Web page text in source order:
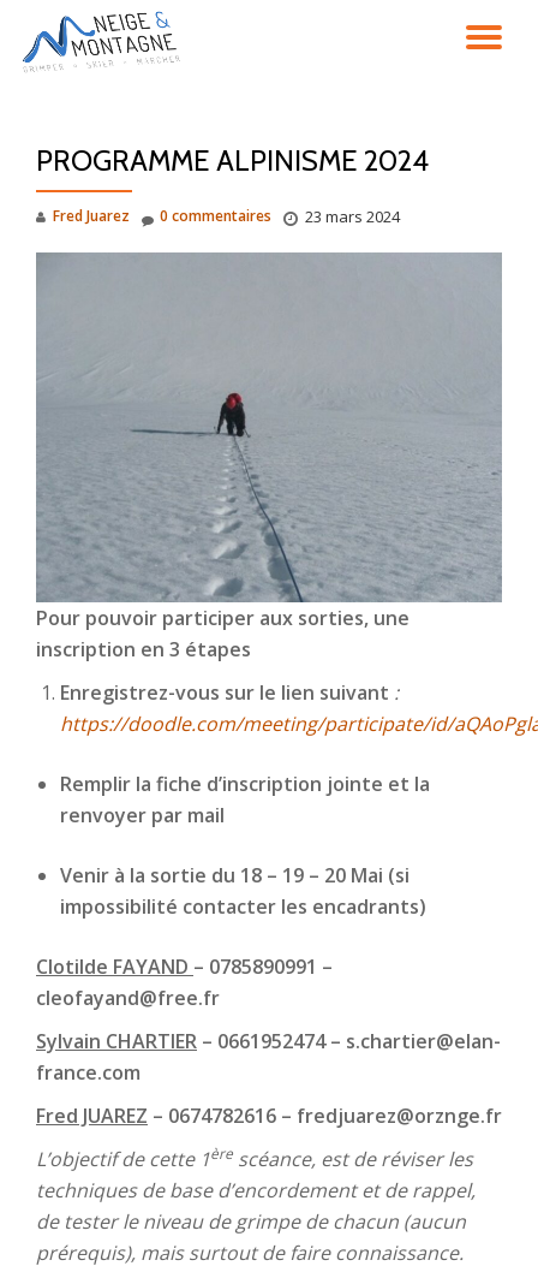
Aller
PROGRAMME ALPINISME 2024
Fred Juarez 23 mars 2024
0 commentaires
Pour pouvoir participer aux sorties, une
inscription en 3 étapes
Enregistrez-vous sur le lien suivant :
https://doodle.com/meeting/participate/id/
Remplir la fiche d’inscription jointe et la
renvoyer par mail
Venir à la sortie du 18 – 19 – 20 Mai (si
impossibilité contacter les encadrants)
Clotilde FAYAND – 0785890991 –
cleofayand@free.fr
Sylvain CHARTIER – 0661952474 – s.chartier@elan-
france.com
Fred JUAREZ – 0674782616 – fredjuarez@orznge.fr
L’objectif de cette 1ère scéance, est de réviser les
techniques de base d’encordement et de rappel,
de tester le niveau de grimpe de chacun (aucun
prérequis), mais surtout de faire connaissance.